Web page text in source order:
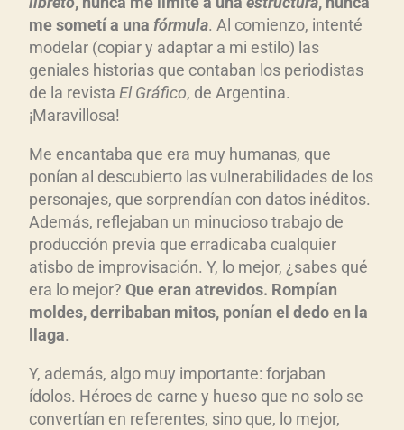
me sometí a una fórmula. Al comienzo, intenté
modelar (copiar y adaptar a mi estilo) las
geniales historias que contaban los periodistas
de la revista El Gráfico, de Argentina.
¡Maravillosa!
Me encantaba que era muy humanas, que
ponían al descubierto las vulnerabilidades de los
personajes, que sorprendían con datos inéditos.
Además, reflejaban un minucioso trabajo de
producción previa que erradicaba cualquier
atisbo de improvisación. Y, lo mejor, ¿sabes qué
era lo mejor? Que eran atrevidos. Rompían
moldes, derribaban mitos, ponían el dedo en la
llaga.
Y, además, algo muy importante: forjaban
ídolos. Héroes de carne y hueso que no solo se
convertían en referentes, sino que, lo mejor,